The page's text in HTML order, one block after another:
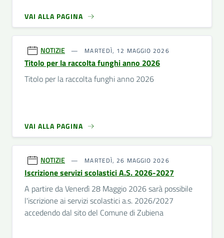
VAI ALLA PAGINA
NOTIZIE MARTEDÌ, 12 MAGGIO 2026
Titolo per la raccolta funghi anno 2026
Titolo per la raccolta funghi anno 2026
VAI ALLA PAGINA
NOTIZIE MARTEDÌ, 26 MAGGIO 2026
Iscrizione servizi scolastici A.S. 2026-2027
A partire da Venerdì 28 Maggio 2026 sarà possibile
l'iscrizione ai servizi scolastici a.s. 2026/2027
accedendo dal sito del Comune di Zubiena